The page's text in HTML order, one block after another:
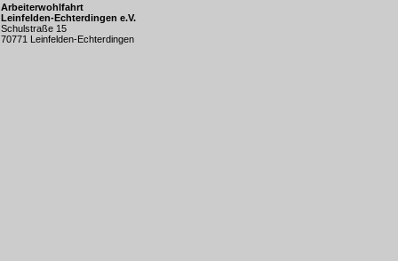
Arbeiterwohlfahrt
Leinfelden-Echterdingen e.V.
Schulstraße 15
70771 Leinfelden-Echterdingen